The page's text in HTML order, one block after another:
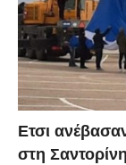
Eτσι
στη